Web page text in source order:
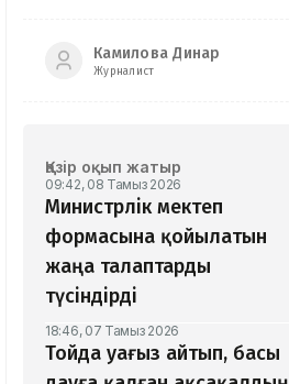
Камилова Динар
Журналист
Қазір оқып жатыр
09:42, 08 Тамыз 2026
Министрлік мектеп
формасына қойылатын
жаңа талаптарды
түсіндірді
18:46, 07 Тамыз 2026
Тойда уағыз айтып, басы